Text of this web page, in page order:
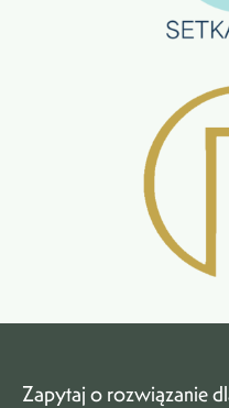
Zapytaj o rozwiązanie